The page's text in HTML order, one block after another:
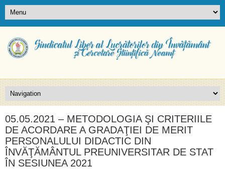
05.05.2021 – METODOLOGIA ŞI CRITERIILE
DE ACORDARE A GRADAŢIEI DE MERIT
PERSONALULUI DIDACTIC DIN
ÎNVĂŢĂMÂNTUL PREUNIVERSITAR DE STAT
ÎN SESIUNEA 2021